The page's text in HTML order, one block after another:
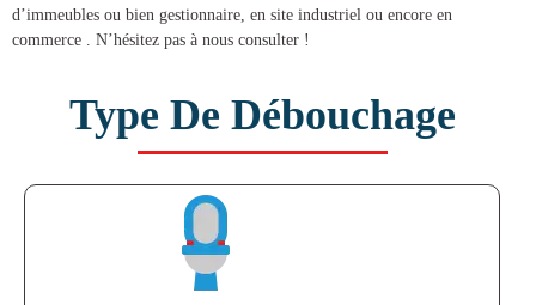
d’immeubles ou bien gestionnaire, en site industriel ou encore en
commerce . N’hésitez pas à nous consulter !
Type De Débouchage